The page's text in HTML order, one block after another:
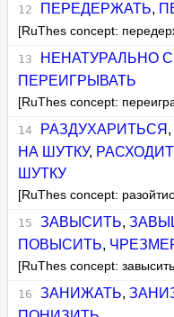
ПЕРЕДЕРЖАТЬ,
[RuThes concept:
НЕНАТУРАЛЬНО
ПЕРЕИГРЫВАТЬ
[RuThes concept:
РАЗДУХАРИТЬСЯ ,
НА ШУТКУ,
ШУТКУ
[RuThes concept:
ЗАВЫСИТЬ,
ПОВЫСИТЬ,
[RuThes concept:
ЗАНИЖАТЬ,